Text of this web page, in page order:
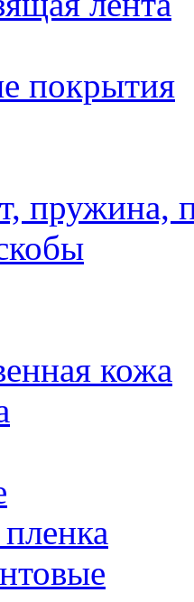
покрытия
пружина,
кожа